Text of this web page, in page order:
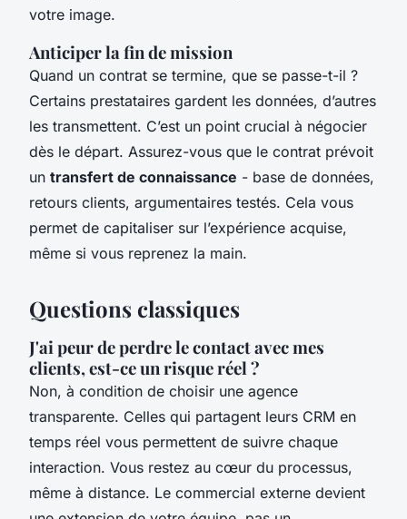
votre image.
Anticiper la fin de mission
Quand un contrat se termine, que se passe-t-il ?
Certains prestataires gardent les données, d’autres
les transmettent. C’est un point crucial à négocier
dès le départ. Assurez-vous que le contrat prévoit
un transfert de connaissance - base de données,
retours clients, argumentaires testés. Cela vous
permet de capitaliser sur l’expérience acquise,
même si vous reprenez la main.
Questions classiques
J'ai peur de perdre le contact avec mes
clients, est-ce un risque réel ?
Non, à condition de choisir une agence
transparente. Celles qui partagent leurs CRM en
temps réel vous permettent de suivre chaque
interaction. Vous restez au cœur du processus,
même à distance. Le commercial externe devient